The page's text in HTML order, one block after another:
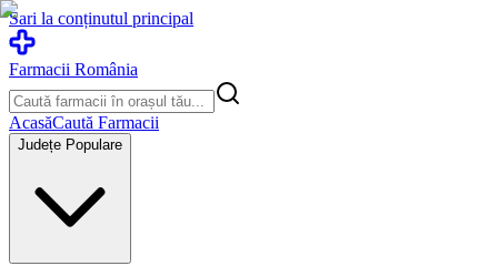
Sari la conținutul principal
Farmacii România
AcasăCaută Farmacii
Județe Populare